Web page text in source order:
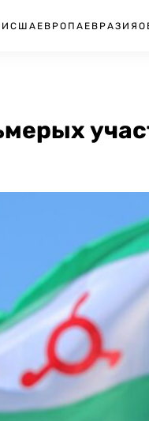
США ЕВРОПА ЕВРАЗИЯ